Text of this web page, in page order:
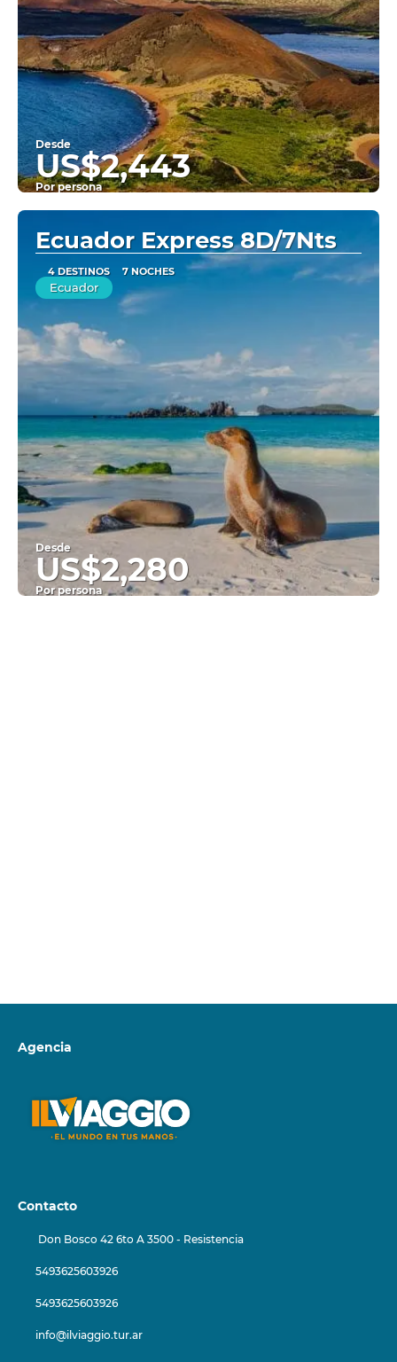
Desde
US$2,443
Por persona
Ver
Ecuador Express 8D/7Nts
4 DESTINOS 7 NOCHES
Ecuador
Desde
US$2,280
Por persona
Agencia
Contacto
Don Bosco 42 6to A 3500 - Resistencia
5493625603926
5493625603926
info@ilviaggio.tur.ar